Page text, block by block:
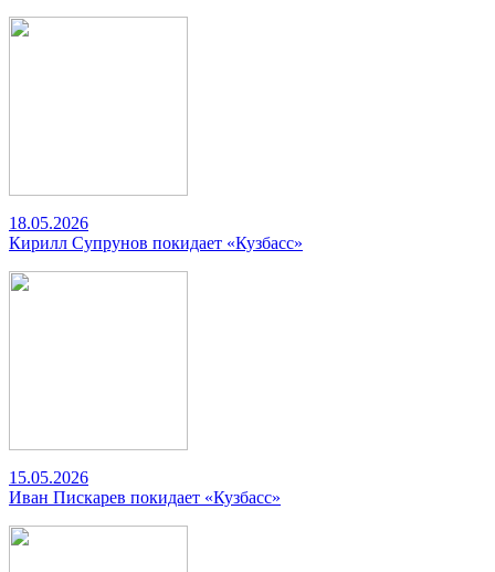
18.05.2026
Кирилл Супрунов покидает «Кузбасс»
15.05.2026
Иван Пискарев покидает «Кузбасс»